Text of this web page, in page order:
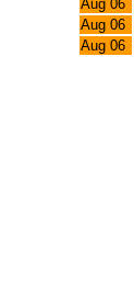
Aug 06
Aug 06
Aug 06